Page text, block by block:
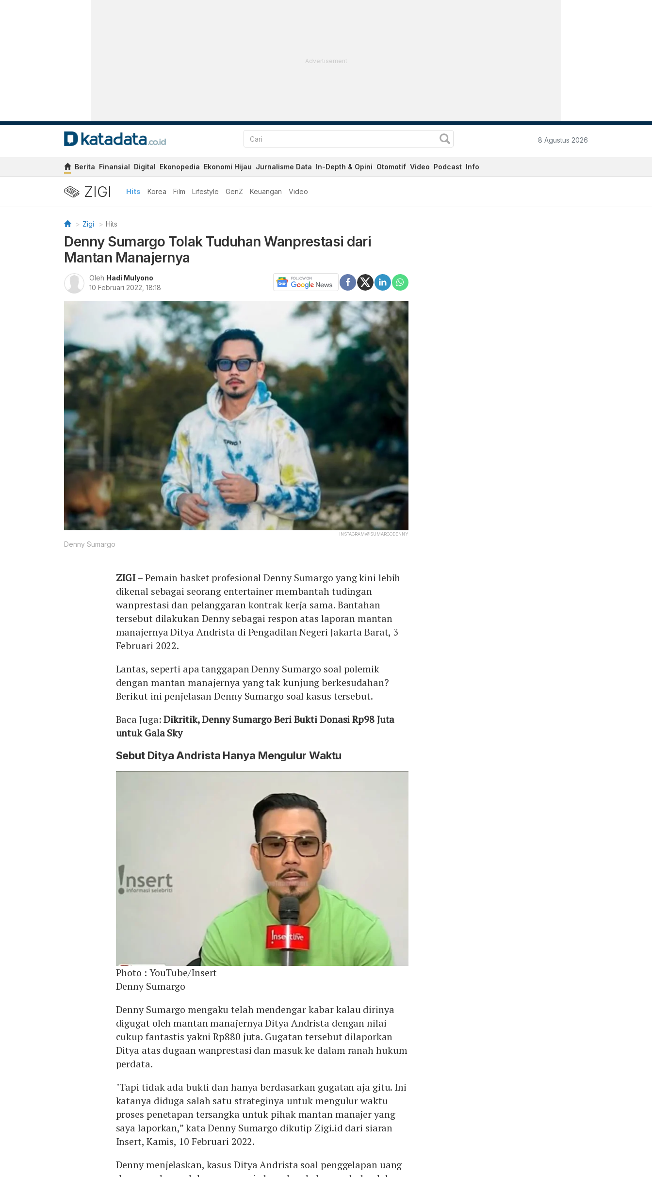
Advertisement
8 Agustus 2026
Berita Finansial Digital Ekonopedia Ekonomi Hijau Jurnalisme Data In-Depth & Opini Otomotif Video Podcast Info
ZIGI Hits Korea Film Lifestyle GenZ Keuangan Video
Zigi Hits
Denny Sumargo Tolak Tuduhan Wanprestasi dari
Mantan Manajernya
Oleh Hadi Mulyono
10 Februari 2022, 18:18
INSTAGRAM/@SUMARGODENNY
Denny Sumargo
ZIGI– Pemain basket profesional Denny Sumargo yang kini lebih
dikenal sebagai seorang entertainer membantah tudingan
wanprestasi dan pelanggaran kontrak kerja sama. Bantahan
tersebut dilakukan Denny sebagai respon atas laporan mantan
manajernya Ditya Andrista di Pengadilan Negeri Jakarta Barat, 3
Februari 2022.
Lantas, seperti apa tanggapan Denny Sumargo soal polemik
dengan mantan manajernya yang tak kunjung berkesudahan?
Berikut ini penjelasan Denny Sumargo soal kasus tersebut.
Baca Juga:Dikritik, Denny Sumargo Beri Bukti Donasi Rp98 Juta
untuk Gala Sky
Sebut Ditya Andrista Hanya Mengulur Waktu
Photo : YouTube/Insert
Denny Sumargo
Denny Sumargo mengaku telah mendengar kabar kalau dirinya
digugat oleh mantan manajernya Ditya Andrista dengan nilai
cukup fantastis yakni Rp880 juta. Gugatan tersebut dilaporkan
Ditya atas dugaan wanprestasi dan masuk ke dalam ranah hukum
perdata.
"Tapi tidak ada bukti dan hanya berdasarkan gugatan aja gitu. Ini
katanya diduga salah satu strateginya untuk mengulur waktu
proses penetapan tersangka untuk pihak mantan manajer yang
saya laporkan,” kata Denny Sumargo dikutip Zigi.id dari siaran
Insert, Kamis, 10 Februari 2022.
Denny menjelaskan, kasus Ditya Andrista soal penggelapan uang